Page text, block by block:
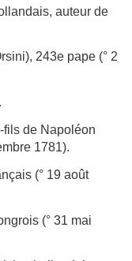
auteur de
243e pape (° 2
fils de Napoléon
1781).
(° 19 août
(° 31 mai